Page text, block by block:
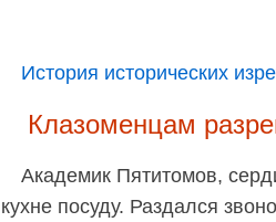
История исторических
Клазоменцам
Академик Пятитомов,
кухне посуду. Раздался